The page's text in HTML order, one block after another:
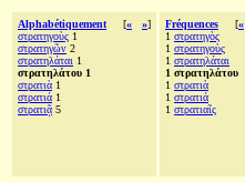
Alphabétiquement [« »]
στρατηγοὺς 1
στρατηγῶν 2
στρατηλάται 1
στρατηλάτου 1
στρατιὰ 1
στρατιά 1
στρατιᾷ 5
Fréquences [«
1 στρατηγὸς
1 στρατηγοὺς
1 στρατηλάται
1 στρατηλάτου
1 στρατιὰ
1 στρατιά
1 στρατιαῖς